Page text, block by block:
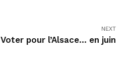
NEXT
Voter pour l’Alsace… en juin